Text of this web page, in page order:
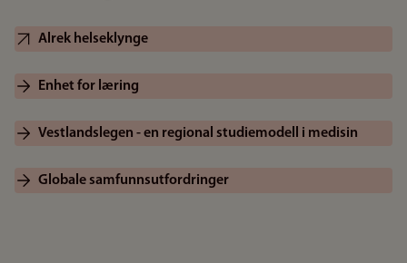
Alrek helseklynge
Enhet for læring
Vestlandslegen - en regional studiemodell i medisin
Globale samfunnsutfordringer